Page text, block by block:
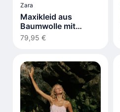
Zara
Maxikleid aus
Baumwolle mit
Schnürdetail Weiß
79,95 €